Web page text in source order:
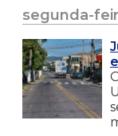
segunda-